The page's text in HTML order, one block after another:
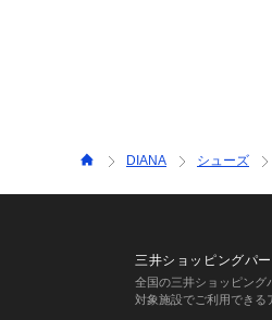
DIANA シューズ
三井ショッピングパ
全国の三井ショッピング
対象施設でご利用できる